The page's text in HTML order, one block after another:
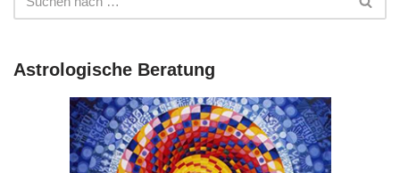
Astrologische Beratung